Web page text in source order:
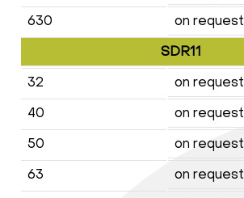
630
on request
SDR11
32
on request
40
on request
50
on request
63
on request